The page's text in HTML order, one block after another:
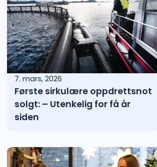
7. mars, 2026
Første sirkulære oppdrettsnot
solgt: – Utenkelig for få år
siden